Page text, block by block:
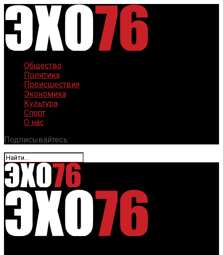
Общество
Политика
Происшествия
Экономика
Культура
Спорт
О нас
Подписывайтесь: